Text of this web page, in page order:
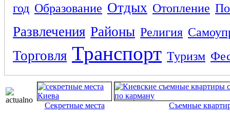
год Образование Отдых Отопление
Развлечения Районы Религия
Торговля Транспорт Туризм
Секретные места Съемные